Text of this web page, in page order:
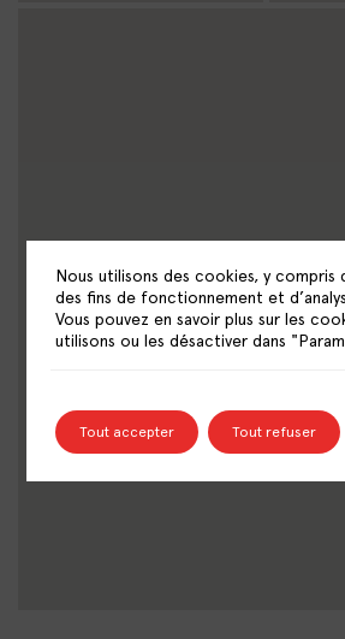
Nous utilisons des cookies, y compris
des fins de fonctionnement et
Vous pouvez en savoir plus sur les
utilisons ou les désactiver dans
Tout accepter Tout refuser